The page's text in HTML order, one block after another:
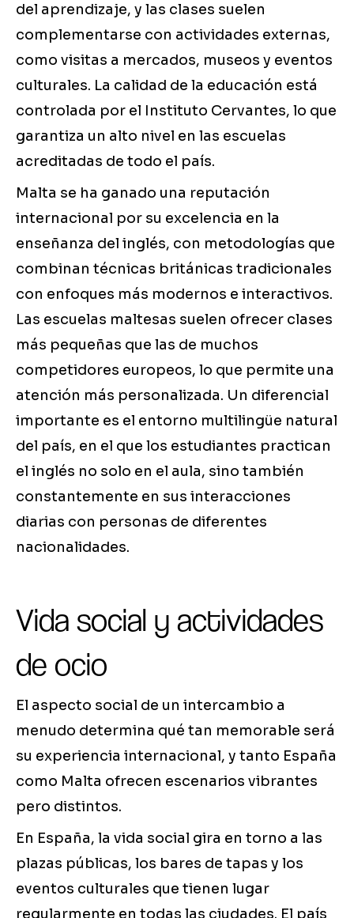
del aprendizaje, y las clases suelen
complementarse con actividades externas,
como visitas a mercados, museos y eventos
culturales. La calidad de la educación está
controlada por el Instituto Cervantes, lo que
garantiza un alto nivel en las escuelas
acreditadas de todo el país.
Malta se ha ganado una reputación
internacional por su excelencia en la
enseñanza del inglés, con metodologías que
combinan técnicas británicas tradicionales
con enfoques más modernos e interactivos.
Las escuelas maltesas suelen ofrecer clases
más pequeñas que las de muchos
competidores europeos, lo que permite una
atención más personalizada. Un diferencial
importante es el entorno multilingüe natural
del país, en el que los estudiantes practican
el inglés no solo en el aula, sino también
constantemente en sus interacciones
diarias con personas de diferentes
nacionalidades.
Vida social y actividades
de ocio
El aspecto social de un intercambio a
menudo determina qué tan memorable será
su experiencia internacional, y tanto España
como Malta ofrecen escenarios vibrantes
pero distintos.
En España, la vida social gira en torno a las
plazas públicas, los bares de tapas y los
eventos culturales que tienen lugar
regularmente en todas las ciudades. El país